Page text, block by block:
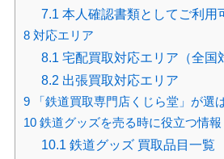
7.1 本人確認書類としてご利用
8対応エリア
8.1 宅配買取対応エリア（全国
8.2 出張買取対応エリア
9「鉄道買取専門店くじら堂」が選
10鉄道グッズを売る時に役立つ情報
10.1 鉄道グッズ 買取品目一覧